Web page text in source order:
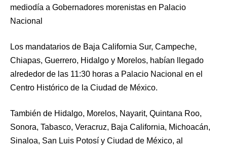
mediodía a Gobernadores morenistas en Palacio
Nacional
Los mandatarios de Baja California Sur, Campeche,
Chiapas, Guerrero, Hidalgo y Morelos, habían llegado
alrededor de las 11:30 horas a Palacio Nacional en el
Centro Histórico de la Ciudad de México.
También de Hidalgo, Morelos, Nayarit, Quintana Roo,
Sonora, Tabasco, Veracruz, Baja California, Michoacán,
Sinaloa, San Luis Potosí y Ciudad de México, al